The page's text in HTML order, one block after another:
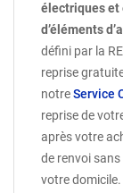
électriques et
d’éléments
défini par la
reprise
notreService
reprise de
après votre
de renvoi
votre